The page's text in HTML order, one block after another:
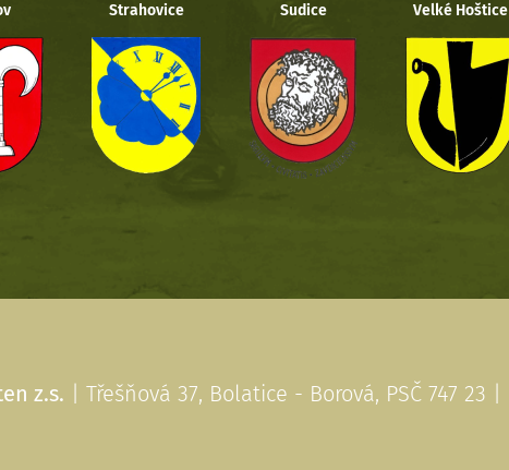
Strahovice Sudice Velké Hoštice
z.s. | Třešňová 37, Bolatice - Borová, PSČ 747 23 |